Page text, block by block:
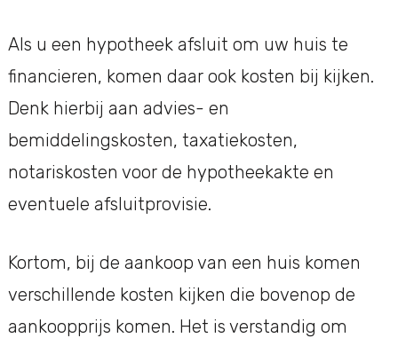
Als u een hypotheek afsluit om uw huis te
financieren, komen daar ook kosten bij kijken.
Denk hierbij aan advies- en
bemiddelingskosten, taxatiekosten,
notariskosten voor de hypotheekakte en
eventuele afsluitprovisie.
Kortom, bij de aankoop van een huis komen
verschillende kosten kijken die bovenop de
aankoopprijs komen. Het is verstandig om